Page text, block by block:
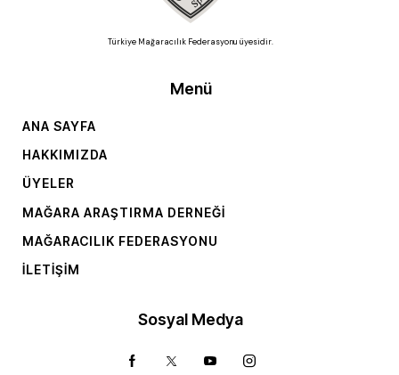
Türkiye Mağaracılık Federasyonu üyesidir.
Menü
ANA SAYFA
HAKKIMIZDA
ÜYELER
MAĞARA ARAŞTIRMA DERNEĞI
MAĞARACILIK FEDERASYONU
İLETIŞIM
Sosyal Medya